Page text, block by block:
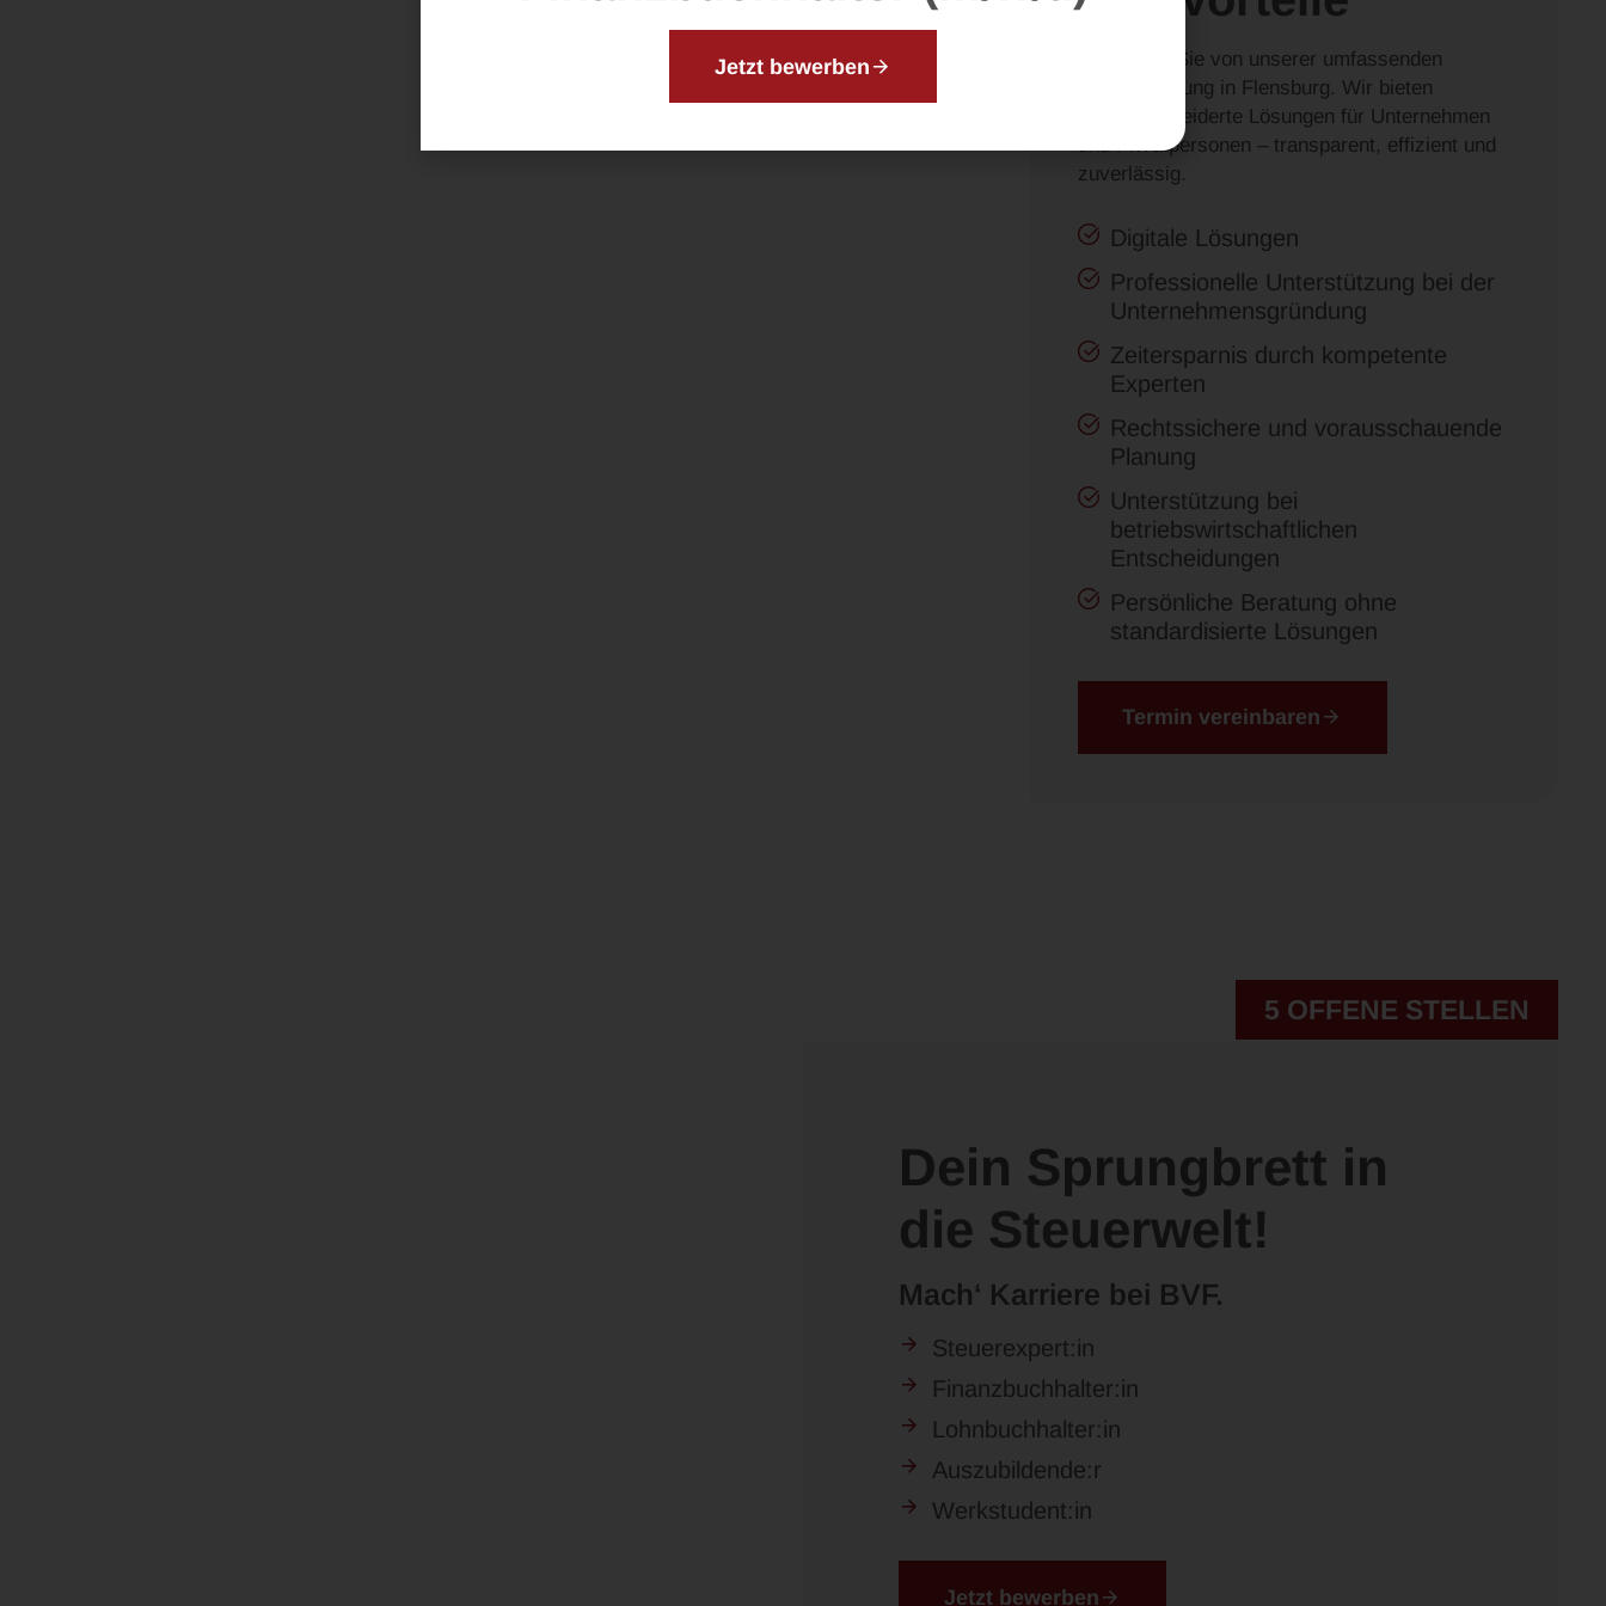
Profitieren Sie von unserer umfassenden
Steuerberatung in Flensburg. Wir bieten
maßgeschneiderte Lösungen für Unternehmen
und Privatpersonen – transparent, effizient und
zuverlässig.
Digitale Lösungen
Professionelle Unterstützung bei der
Unternehmensgründung
Zeitersparnis durch kompetente
Experten
Rechtssichere und vorausschauende
Planung
Unterstützung bei
betriebswirtschaftlichen
Entscheidungen
Persönliche Beratung ohne
standardisierte Lösungen
Termin vereinbaren
5 OFFENE STELLEN
Dein Sprungbrett in
die Steuerwelt!
Mach‘ Karriere bei BVF.
Steuerexpert:in
Finanzbuchhalter:in
Lohnbuchhalter:in
Auszubildende:r
Werkstudent:in
Jetzt bewerben
Jetzt bewerben